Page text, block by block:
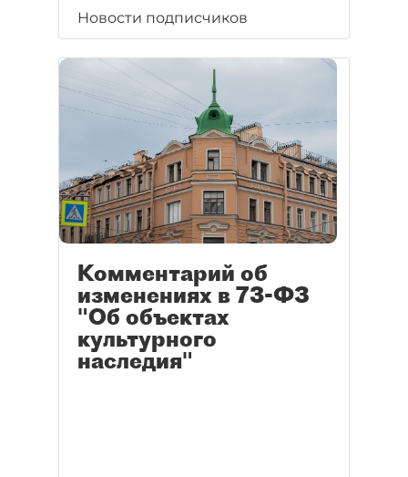
Новости подписчиков
Комментарий об
изменениях в 73-ФЗ
"Об объектах
культурного
наследия"